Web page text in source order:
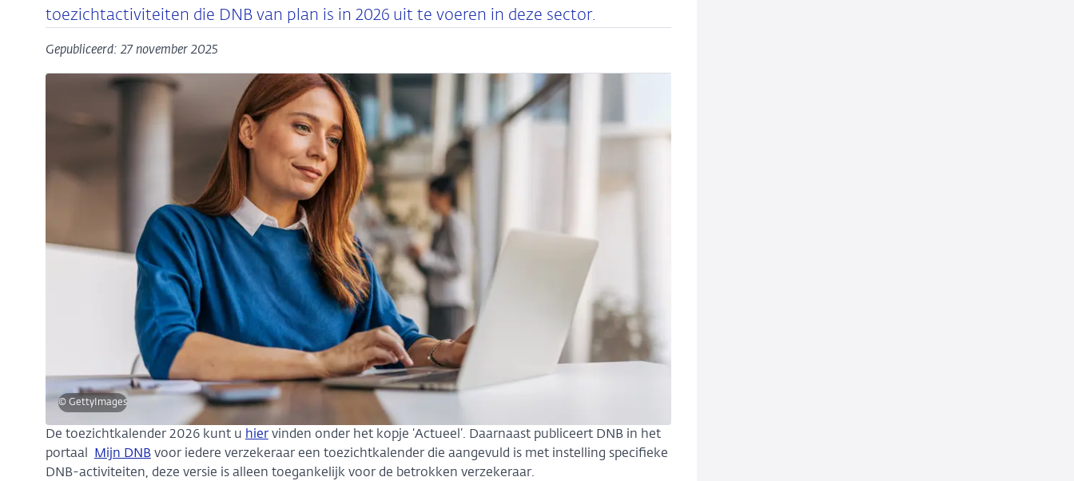
toezichtactiviteiten die DNB van plan is in 2026 uit te voeren in deze sector.
Gepubliceerd: 27 november 2025
© GettyImages
De toezichtkalender 2026 kunt u hiervinden onder het kopje ‘Actueel’. Daarnaast publiceert DNB in het
portaal Mijn DNBvoor iedere verzekeraar een toezichtkalender die aangevuld is met instelling specifieke
DNB-activiteiten, deze versie is alleen toegankelijk voor de betrokken verzekeraar.